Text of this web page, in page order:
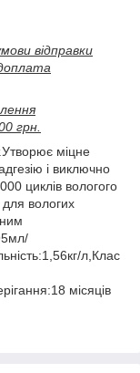
відправки
грн.
міцне
і виключно
циклів вологого
вологих
л,Клас
місяців